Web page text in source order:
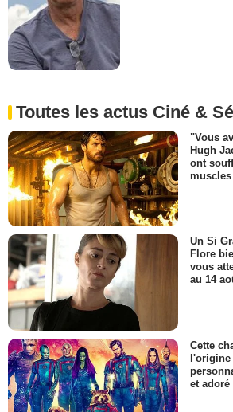
Toutes les actus Ciné &
"Vous
Hugh
ont
Un Si
Flore
vous
au 14
Cette
l'origine
et adoré